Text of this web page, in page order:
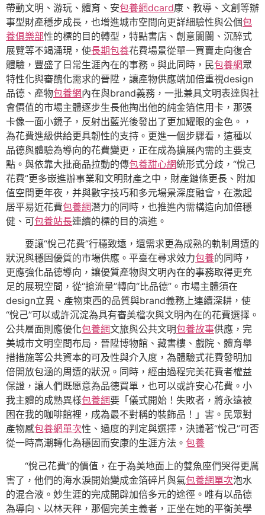
帶動文明、游玩、體育、安包養網dcard康、教導、文創等辦
事型財產穩步成長，也增進城市空間向更詳細驗性與公個包
養俱樂部性的標的目的轉型，特點書店、創意闤闠、沉醉式
展覽等不竭涌現，使長期包養花費場景從單一買賣走向復合
體驗，豐盛了日常生涯內在的事務。與此同時，民包養網眾
特性化與審醜化需求的晉陞，讓產物供應端加倍重視design
品德、產物包養網內在與brand義務，一批兼具文明表達與社
會價值的市場主體逐步生長他掏出他的純金箔信用卡，那張
卡像一面小鏡子，反射出藍光後發出了更加耀眼的金色。，
為花費進級供給更具韌性的支持。更進一個步驟看，這種以
品德與體驗為導向的花費變更，正在成為擴展內需的主要支
點。與依靠大批商品拉動的傳包養甜心網統形式分歧，“悅己
花費”更多嵌進辦事業和文明財產之中，財產鏈條更長、附加
值空間更年夜，并與數字技巧和多元場景深度融會，在激起
居平易近花費包養網潛力的同時，也推進內需構造向加倍穩
健、可包養站長連續的標的目的演進。
要讓“悅己花費”行穩致遠，還需求更為成熟的軌制周遭的
狀況與穩固優質的市場供應。平臺在尋求效力包養的同時，
更應強化品德導向，讓優質產物與文明內在的事務取得更充
足的展現空間，從“搶流量”轉向“比品德”。市場主體須在
design立異、產物東西的品質與brand義務上連續深耕，使
“悅己”可以或許沉淀為具有審美檔次與文明內在的花費選擇。
公共層面則應優化包養網文旅與公共文明包養故事供應，完
美城市文明空間布局，晉陞博物館、藏書樓、戲院、體育舉
措措施等公共資本的可及性與介入度，為體驗式花費發明加
倍開放包涵的周遭的狀況。同時，經由過程完美花費者權益
保證，讓人們既愿意為品德買單，也可以或許安心花費。小
我主體的成熟異樣包養網要「儀式開始！失敗者，將永遠被
困在我的咖啡館裡，成為最不對稱的裝飾品！」害。民眾對
產物感包養網單次性、過度的判定與選擇，決議著“悅己”可否
從一時高潮轉化為穩固而安康的生涯方法。 包養
“悅己花費”的價值，在于為美地面上的雙魚座們哭得更厲
害了，他們的海水淚開始變成金箔碎片與氣包養網單次泡水
的混合液。妙生涯的完成開辟加倍多元的途徑。唯有以品德
為導向、以林天秤，那個完美主義者，正坐在她的平衡美學